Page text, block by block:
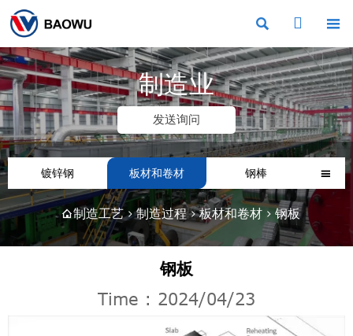
  
制造业
发送询问
镀锌钢 板材和卷材 钢棒 
制造工艺>制造过程>板材和卷材 >钢板
钢板
Time : 2024/04/23